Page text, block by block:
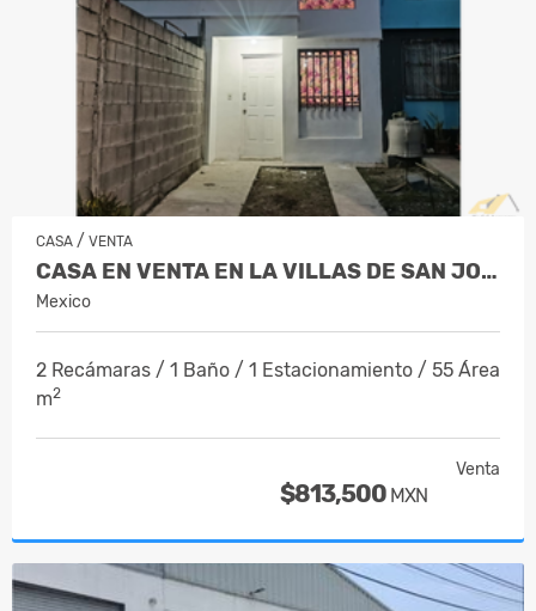
CASA / VENTA
CASA EN VENTA EN LA VILLAS DE SAN JOSÉ J…
Mexico
2 Recámaras / 1 Baño / 1 Estacionamiento / 55 Área
m2
Venta
$813,500 MXN